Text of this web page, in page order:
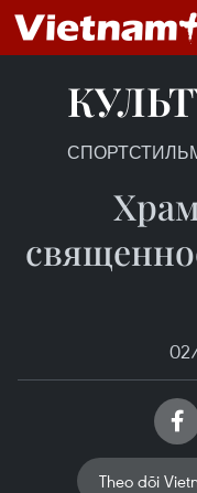
СПОРТСТИЛЬ
Theo dõi